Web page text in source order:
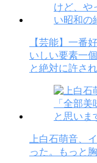
【芸能】一番
いしい要素一
と絶対に許さ
上白石萌音、
った。もっと